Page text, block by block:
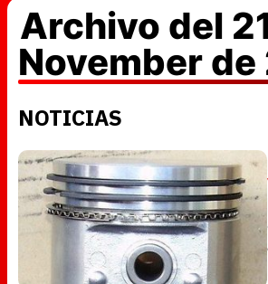
Archivo del
November de
NOTICIAS